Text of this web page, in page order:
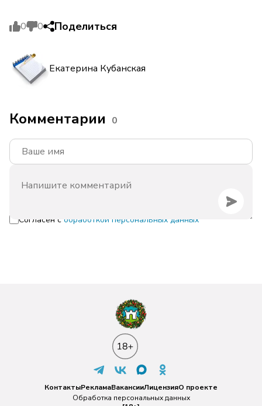
0 0 Поделиться
Екатерина Кубанская
Комментарии 0
Согласен с обработкой персональных данных
КонтактыРекламаВакансииЛицензияО проекте
Обработка персональных данных